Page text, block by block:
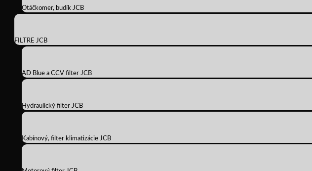
Otáčkomer, budík JCB
FILTRE JCB
AD Blue a CCV filter JCB
Hydraulický filter JCB
Kabínový, filter klimatizácie JCB